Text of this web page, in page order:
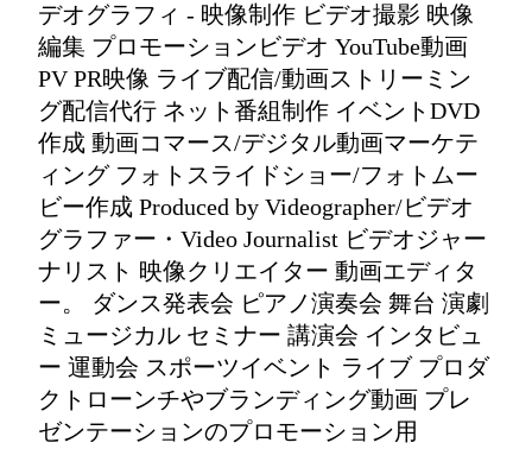
デオグラフィ - 映像制作 ビデオ撮影 映像
編集 プロモーションビデオ YouTube動画
PV PR映像 ライブ配信/動画ストリーミン
グ配信代行 ネット番組制作 イベントDVD
作成 動画コマース/デジタル動画マーケテ
ィング フォトスライドショー/フォトムー
ビー作成 Produced by Videographer/ビデオ
グラファー・Video Journalist ビデオジャー
ナリスト 映像クリエイター 動画エディタ
ー。 ダンス発表会 ピアノ演奏会 舞台 演劇
ミュージカル セミナー 講演会 インタビュ
ー 運動会 スポーツイベント ライブ プロダ
クトローンチやブランディング動画 プレ
ゼンテーションのプロモーション用